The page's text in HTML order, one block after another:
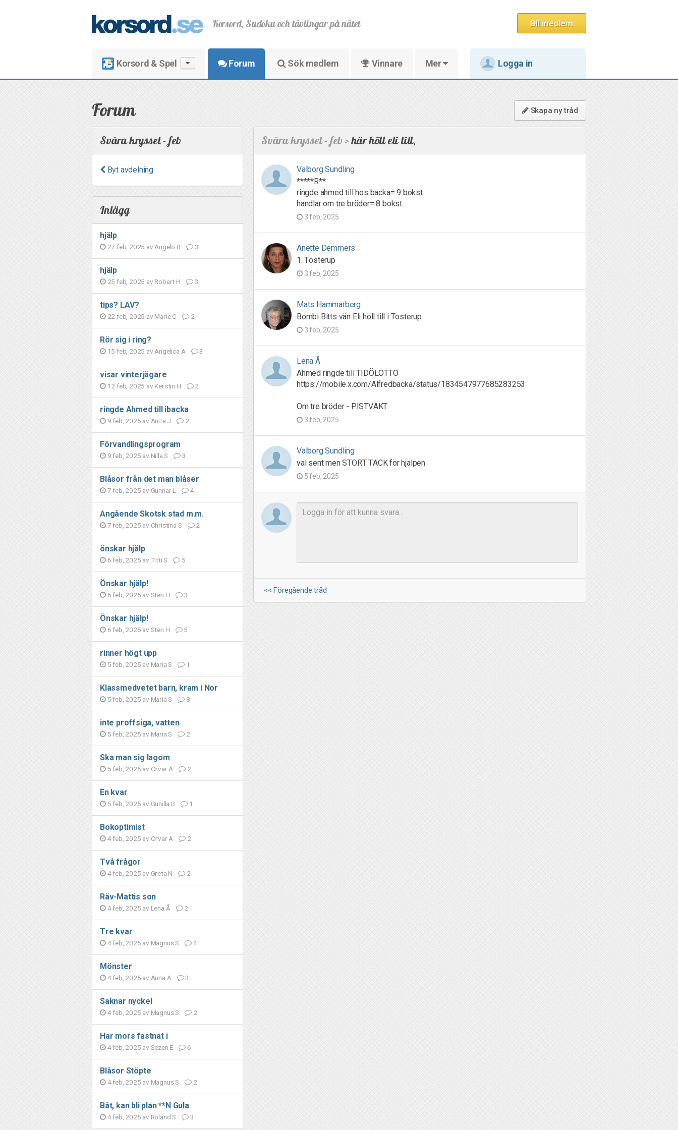
Bli medlem
Korsord, Sudoku och tävlingar på nätet
Korsord & Spel Forum Sök medlem Vinnare Mer Logga in
Skapa ny tråd
Forum
Svåra krysset - feb
Byt avdelning
Inlägg
hjälp
27 feb, 2025 av Angelo R 3
hjälp
25 feb, 2025 av Robert H 3
tips? LAV?
22 feb, 2025 av Marie C 2
Rör sig i ring?
15 feb, 2025 av Angelica A 3
visar vinterjägare
12 feb, 2025 av Kerstin H 2
ringde Ahmed till ibacka
9 feb, 2025 av Anita J 2
Förvandlingsprogram
9 feb, 2025 av Nilla S 3
Blåsor från det man blåser
7 feb, 2025 av Gunnar L 4
Angående Skotsk stad m.m.
7 feb, 2025 av Christina S 2
önskar hjälp
6 feb, 2025 av Titti S 5
Önskar hjälp!
6 feb, 2025 av Sten H 3
Önskar hjälp!
6 feb, 2025 av Sten H 5
rinner högt upp
5 feb, 2025 av Maria S 1
Klassmedvetet barn, kram i Nor
5 feb, 2025 av Maria S 8
inte proffsiga, vatten
5 feb, 2025 av Maria S 2
Ska man sig lagom
5 feb, 2025 av Orvar A 2
En kvar
5 feb, 2025 av Gunilla B 1
Bokoptimist
4 feb, 2025 av Orvar A 2
Två frågor
4 feb, 2025 av Greta N 2
Räv-Mattis son
4 feb, 2025 av Lena Å 2
Tre kvar
4 feb, 2025 av Magnus S 4
Mönster
4 feb, 2025 av Anna A 3
Saknar nyckel
4 feb, 2025 av Magnus S 2
Har mors fastnat i
4 feb, 2025 av Sezen E 6
Blåsor Stöpte
4 feb, 2025 av Magnus S 2
Båt, kan bli plan **N Gula
4 feb, 2025 av Roland S 3
Svåra krysset - feb >här höll eli till,
Valborg Sundling
*****R**
ringde ahmed till hos backa= 9 bokst.
handlar om tre bröder= 8 bokst.
3 feb, 2025
Anette Demmers
1. Tosterup
3 feb, 2025
Mats Hammarberg
Bombi Bitts vän Eli höll till i Tosterup.
3 feb, 2025
Lena Å
Ahmed ringde till TIDÖLOTTO
https://mobile.x.com/Alfredbacka/status/1834547977685283253
Om tre bröder - PISTVAKT
3 feb, 2025
Valborg Sundling
väl sent men STORT TACK för hjälpen.
5 feb, 2025
<< Föregående tråd